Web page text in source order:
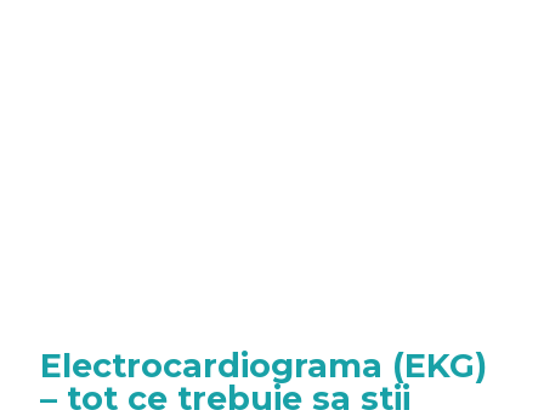
Electrocardiograma (EKG)
– tot ce trebuie sa stii